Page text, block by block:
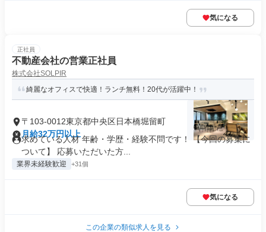
気になる
正社員
不動産会社の営業正社員
株式会社SOLPIR
綺麗なオフィスで快適！ランチ無料！20代が活躍中！
〒103-0012東京都中央区日本橋堀留町
月給32万円以上
求めている人材 年齢・学歴・経験不問です！ 【今回の募集に
ついて】 応募いただいた方...
業界未経験歓迎 +31個
気になる
この企業の類似求人を見る